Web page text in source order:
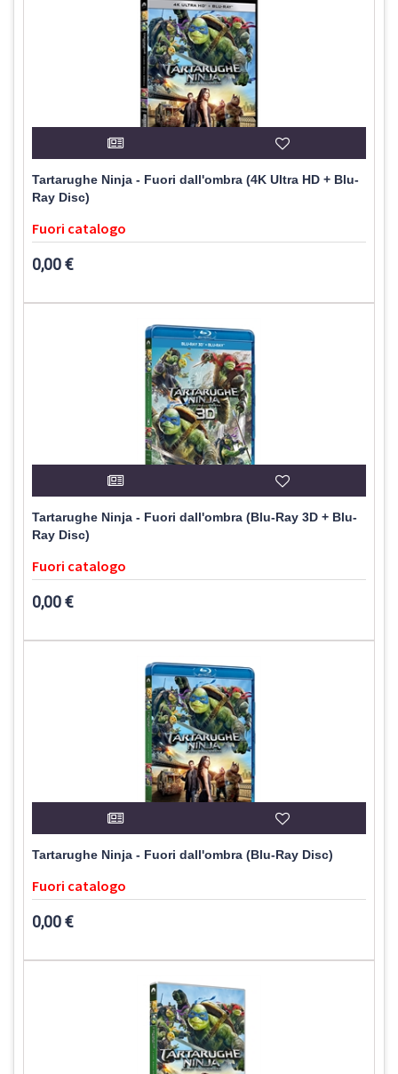
Tartarughe Ninja - Fuori dall'ombra (4K Ultra HD + Blu-
Ray Disc)
Fuori catalogo
0,00 €
Tartarughe Ninja - Fuori dall'ombra (Blu-Ray 3D + Blu-
Ray Disc)
Fuori catalogo
0,00 €
Tartarughe Ninja - Fuori dall'ombra (Blu-Ray Disc)
Fuori catalogo
0,00 €